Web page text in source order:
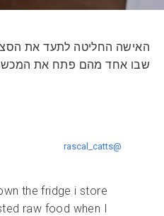
האישה החליטה לתעד את
שבו אחד מהם פתח את המכשיר
@rascal_catts
the fridge i store
raw food when I